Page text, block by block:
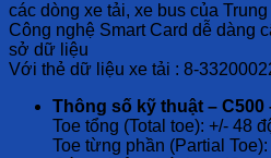
các dòng xe tải, xe bus của Trung
Công nghệ Smart Card dễ dàng
sở dữ liệu
Với thẻ dữ liệu xe tải : 8-
Thông số kỹ thuật – C500
Toe tổng (Total toe): +/- 48
Toe từng phần (Partial